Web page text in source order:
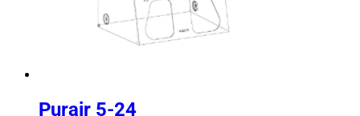
Purair 5-24